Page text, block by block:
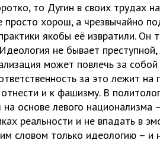
то Дугин в своих трудах
просто хорош, а чрезвычайно
якобы её извратили. Он
не бывает
может повлечь за
за это лежит на
и к фашизму. В
основе левого национализма
реальности и не впадать в
словом только идеологию – и